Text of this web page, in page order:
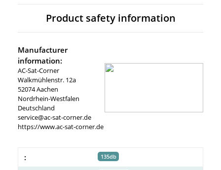
Product safety information
Manufacturer
information:
AC-Sat-Corner
Walkmühlenstr. 12a
52074 Aachen
Nordrhein-Westfalen
Deutschland
service@ac-sat-corner.de
https://www.ac-sat-corner.de
: 135db